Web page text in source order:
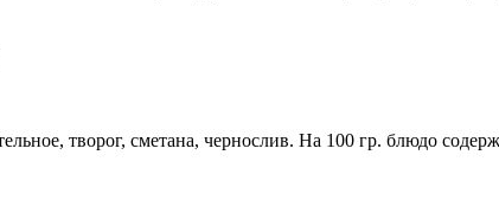
творог, сметана, чернослив. На 100 гр. блюдо